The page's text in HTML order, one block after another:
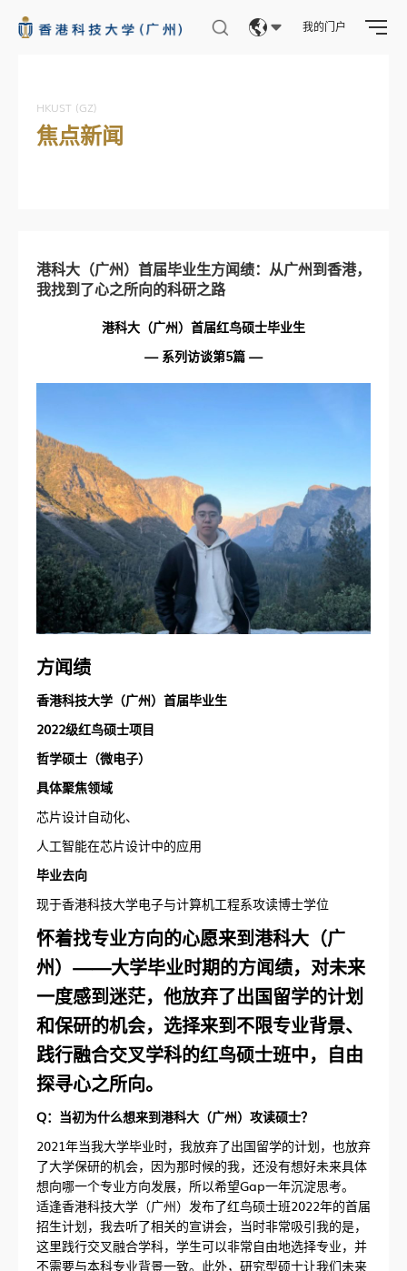
我的门户
HKUST (GZ)
焦点新闻
港科大（广州）首届毕业生方闻绩：从广州到香港，
我找到了心之所向的科研之路
港科大（广州）首届红鸟硕士毕业生
— 系列访谈第5篇 —
方闻绩
香港科技大学（广州）首届毕业生
2022级红鸟硕士项目
哲学硕士（微电子）
具体聚焦领域
芯片设计自动化、
人工智能在芯片设计中的应用
毕业去向
现于香港科技大学电子与计算机工程系攻读博士学位
怀着找专业方向的心愿来到港科大（广
州）——大学毕业时期的方闻绩，对未来
一度感到迷茫，他放弃了出国留学的计划
和保研的机会，选择来到不限专业背景、
践行融合交叉学科的红鸟硕士班中，自由
探寻心之所向。
Q：当初为什么想来到港科大（广州）攻读硕士？
2021年当我大学毕业时，我放弃了出国留学的计划，也放弃
了大学保研的机会，因为那时候的我，还没有想好未来具体
想向哪一个专业方向发展，所以希望Gap一年沉淀思考。
适逢香港科技大学（广州）发布了红鸟硕士班2022年的首届
招生计划，我去听了相关的宣讲会，当时非常吸引我的是，
这里践行交叉融合学科，学生可以非常自由地选择专业，并
不需要与本科专业背景一致。此外，研究型硕士让我们未来